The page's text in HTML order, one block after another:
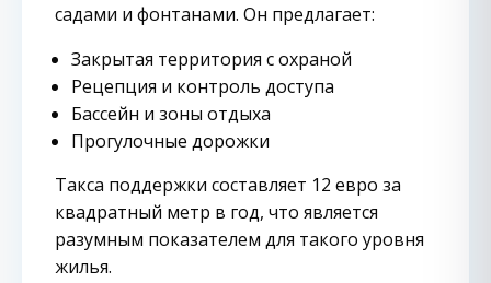
садами и фонтанами. Он предлагает:
Закрытая территория с охраной
Рецепция и контроль доступа
Бассейн и зоны отдыха
Прогулочные дорожки
Такса поддержки составляет 12 евро за
квадратный метр в год, что является
разумным показателем для такого уровня
жилья.